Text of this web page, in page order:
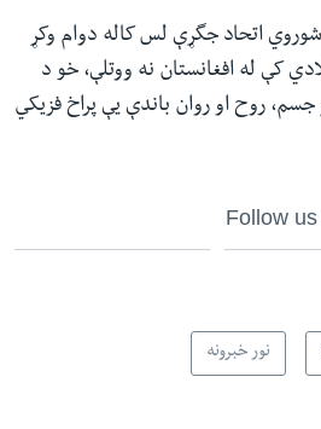
اتحاد جگړې لس کاله دوام وکړ
لښکرې په ۱۹۸۹ میلادي کې له افغانستان نه ووتلې، خو د
جسم، روح او روان باندې یې پراخ فزیکي
Follow us
نور خبرونه